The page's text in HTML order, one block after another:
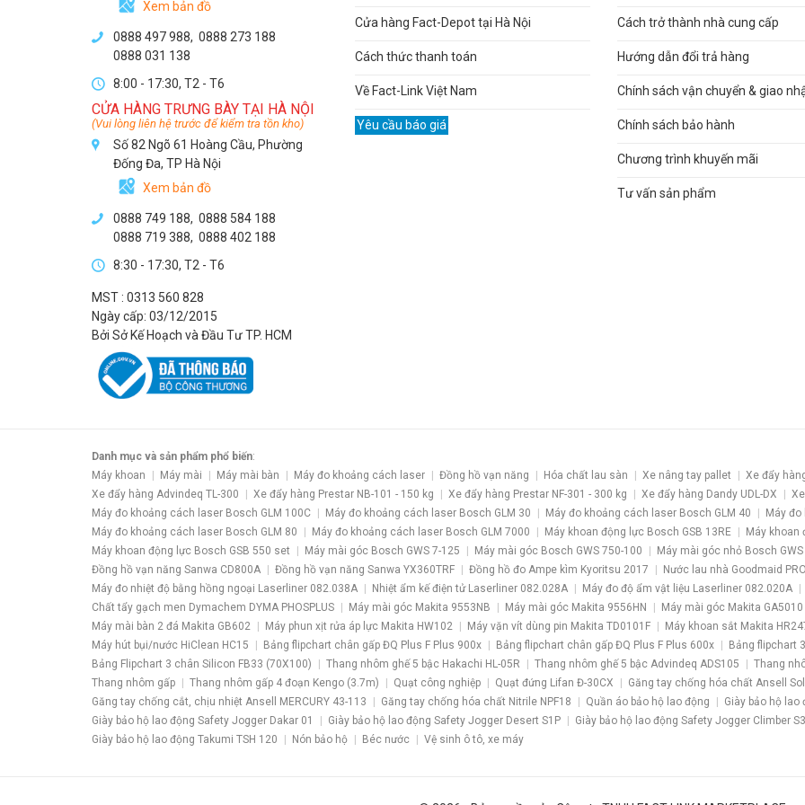
Xem bản đồ
0888 497 988, 0888 273 188
0888 031 138
8:00 - 17:30, T2 - T6
CỬA HÀNG TRƯNG BÀY TẠI HÀ NỘI
(Vui lòng liên hệ trước để kiểm tra tồn kho)
Số 82 Ngõ 61 Hoàng Cầu, Phường
Đống Đa, TP Hà Nội
Xem bản đồ
0888 749 188, 0888 584 188
0888 719 388, 0888 402 188
8:30 - 17:30, T2 - T6
MST : 0313 560 828
Ngày cấp: 03/12/2015
Bởi Sở Kế Hoạch và Đầu Tư TP. HCM
Cửa hàng Fact-Depot tại Hà Nội
Cách thức thanh toán
Về Fact-Link Việt Nam
Yêu cầu báo giá
Cách trở thành nhà cung cấp
Hướng dẫn đổi trả hàng
Chính sách vận chuyển & giao
Chính sách bảo hành
Chương trình khuyến mãi
Tư vấn sản phẩm
Danh mục và sản phẩm phổ biến:
Máy khoan
Máy mài Máy mài bàn Máy đo khoảng cách laser Đồng hồ vạn năng Hóa chất lau sàn Xe nâng tay pallet
Xe đẩy
Xe đẩy hàng Advindeq TL-300
Xe đẩy hàng Prestar NB-101 - 150 kg Xe đẩy hàng Prestar NF-301 - 300 kg Xe đẩy hàng Dandy UDL-DX
Máy đo khoảng cách laser Bosch GLM 100C
Máy đo khoảng cách laser Bosch GLM 30 Máy đo khoảng cách laser Bosch GLM 40
Máy
Máy đo khoảng cách laser Bosch GLM 80
Máy đo khoảng cách laser Bosch GLM 7000 Máy khoan động lực Bosch GSB 13RE
Máy khoan
Máy khoan động lực Bosch GSB 550 set
Máy mài góc Bosch GWS 7-125 Máy mài góc Bosch GWS 750-100
Máy mài góc nhỏ Bosch
Đồng hồ vạn năng Sanwa CD800A
Đồng hồ vạn năng Sanwa YX360TRF Đồng hồ đo Ampe kìm Kyoritsu 2017
Nước lau nhà Goodmaid
Máy đo nhiệt độ bằng hồng ngoại Laserliner 082.038A
Nhiệt ẩm kế điện tử Laserliner 082.028A
Máy đo độ ẩm vật liệu Laserliner 082.020A
Chất tẩy gạch men Dymachem DYMA PHOSPLUS
Máy mài góc Makita 9553NB Máy mài góc Makita 9556HN
Máy mài góc Makita GA5010
Máy mài bàn 2 đá Makita GB602
Máy phun xịt rửa áp lực Makita HW102 Máy vặn vít dùng pin Makita TD0101F
Máy khoan sắt Makita
Máy hút bụi/nước HiClean HC15
Bảng flipchart chân gấp ĐQ Plus F Plus 900x Bảng flipchart chân gấp ĐQ Plus F Plus 600x
Bảng flipchart
Bảng Flipchart 3 chân Silicon FB33 (70X100)
Thang nhôm ghế 5 bậc Hakachi HL-05R Thang nhôm ghế 5 bậc Advindeq ADS105
Thang
Thang nhôm gấp
Thang nhôm gấp 4 đoạn Kengo (3.7m) Quạt công nghiệp Quạt đứng Lifan Đ-30CX
Găng tay chống hóa chất Ansell
Găng tay chống cắt, chịu nhiệt Ansell MERCURY 43-113
Găng tay chống hóa chất Nitrile NPF18 Quần áo bảo hộ lao động
Giày bảo hộ lao
Giày bảo hộ lao động Safety Jogger Dakar 01
Giày bảo hộ lao động Safety Jogger Desert S1P
Giày bảo hộ lao động Safety Jogger Climber S3
Giày bảo hộ lao động Takumi TSH 120
Nón bảo hộ Béc nước Vệ sinh ô tô, xe máy